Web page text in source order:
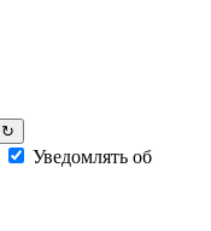
↻
Уведомлять об